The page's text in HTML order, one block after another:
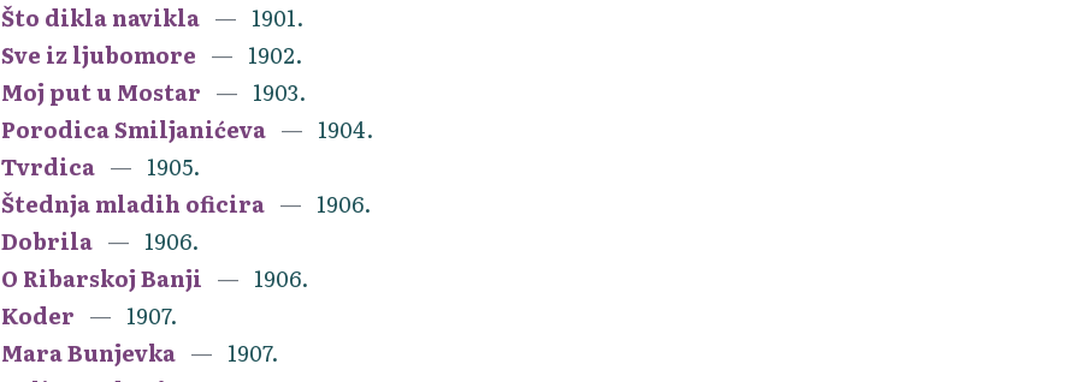
Što dikla navikla
1901.
Sve iz ljubomore
1902.
Moj put u Mostar
1903.
Porodica Smiljanićeva
1904.
Tvrdica
1905.
Štednja mladih oficira
1906.
Dobrila
1906.
O Ribarskoj Banji
1906.
Koder
1907.
Mara Bunjevka
1907.